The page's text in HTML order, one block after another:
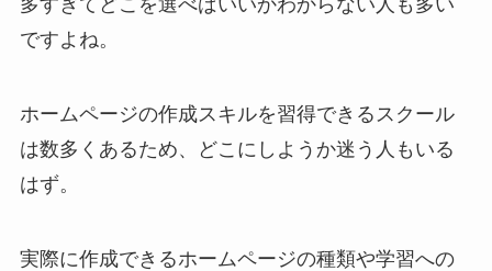
多すぎてどこを選べばいいかわからない人も多い
ですよね。
ホームページの作成スキルを習得できるスクール
は数多くあるため、どこにしようか迷う人もいる
はず。
実際に作成できるホームページの種類や学習への